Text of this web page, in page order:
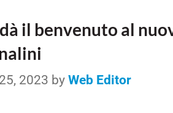
il benvenuto al
2023 by Web Editor